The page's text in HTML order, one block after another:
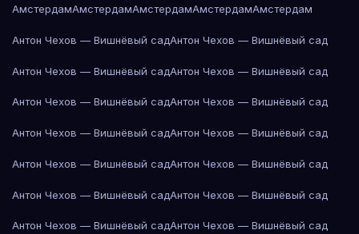
АмстердамАмстердамАмстердамАмстердамАмстердам
Антон Чехов — Вишнёвый садАнтон Чехов — Вишнёвый сад
Антон Чехов — Вишнёвый садАнтон Чехов — Вишнёвый сад
Антон Чехов — Вишнёвый садАнтон Чехов — Вишнёвый сад
Антон Чехов — Вишнёвый садАнтон Чехов — Вишнёвый сад
Антон Чехов — Вишнёвый садАнтон Чехов — Вишнёвый сад
Антон Чехов — Вишнёвый садАнтон Чехов — Вишнёвый сад
Антон Чехов — Вишнёвый садАнтон Чехов — Вишнёвый сад